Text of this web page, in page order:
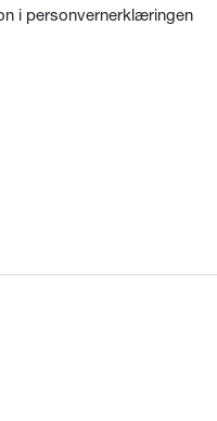
i personvernerklæringen